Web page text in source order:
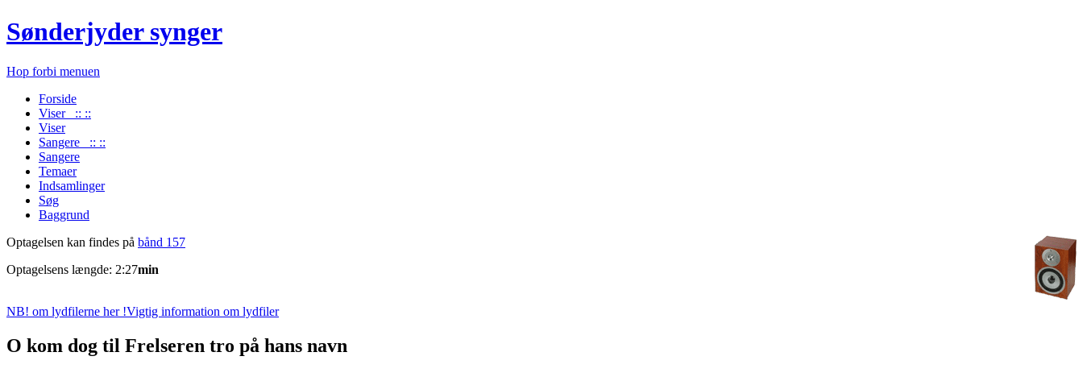
Sønderjyder synger
Hop forbi menuen
Forside
Viser :: ::
Viser
Sangere :: ::
Sangere
Temaer
Indsamlinger
Søg
Baggrund
Optagelsen kan findes på bånd 157
Optagelsens længde: 2:27min
NB! om lydfilerne her !Vigtig information om lydfiler
O kom dog til Frelseren tro på hans navn